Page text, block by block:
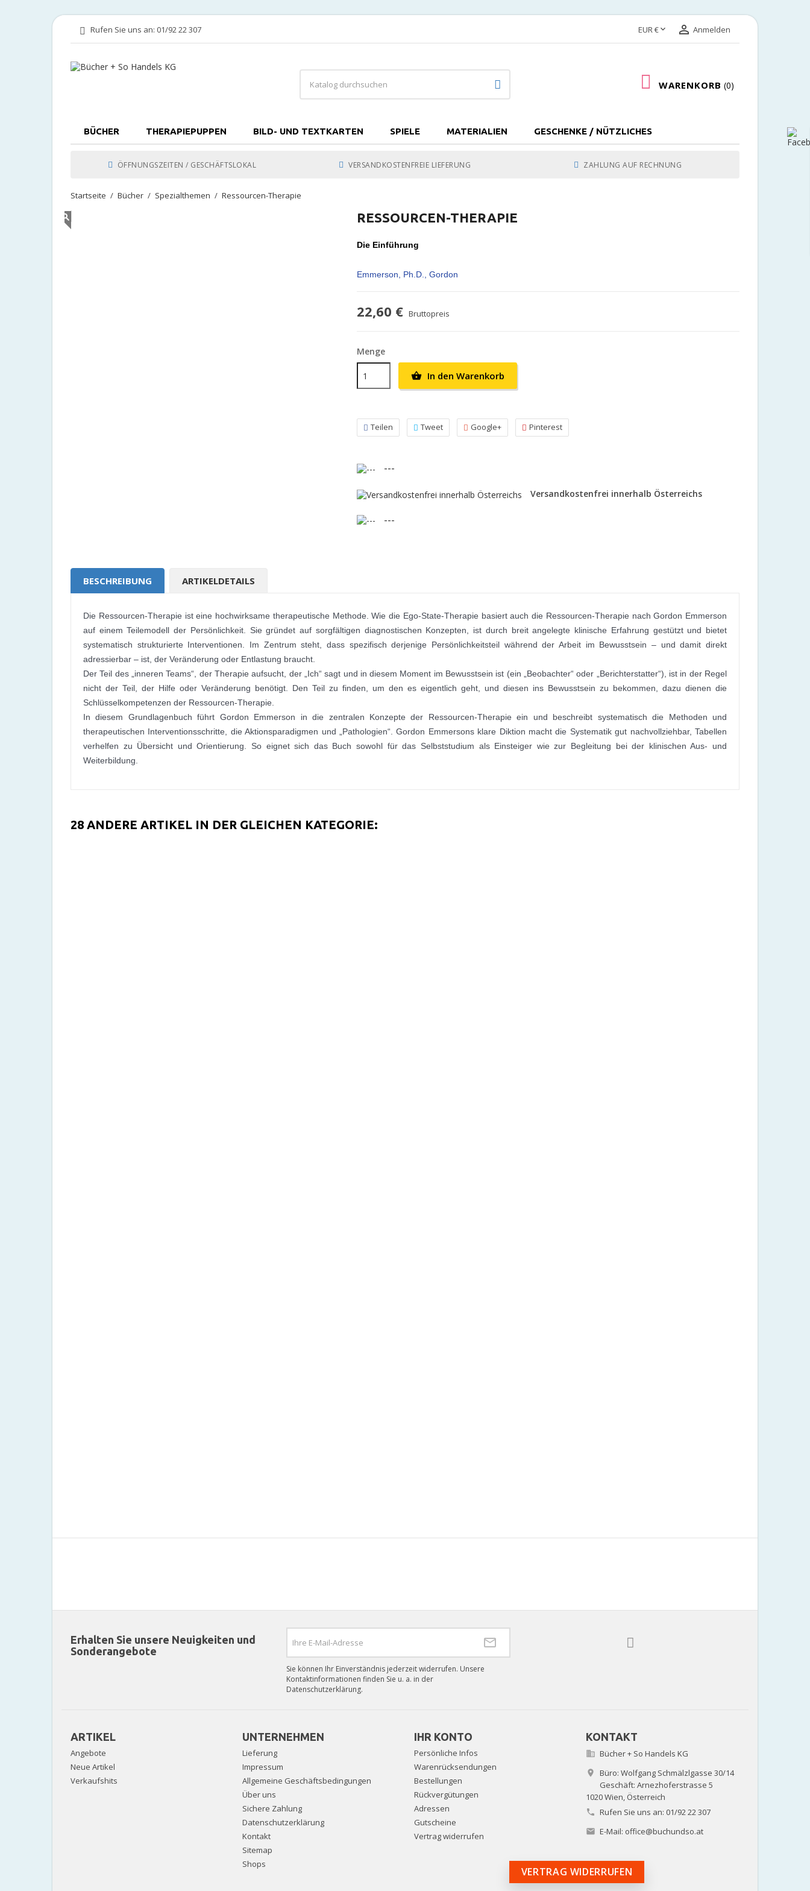
Rufen Sie uns an: 01/92 22 307 EUR €  Anmelden
WARENKORB 0
BÜCHER THERAPIEPUPPEN BILD- UND TEXTKARTEN SPIELE MATERIALIEN GESCHENKE / NÜTZLICHES
ÖFFNUNGSZEITEN / GESCHÄFTSLOKAL VERSANDKOSTENFREIE LIEFERUNG ZAHLUNG AUF RECHNUNG
Startseite Bücher Spezialthemen Ressourcen-Therapie
RESSOURCEN-THERAPIE
Die Einführung
Emmerson, Ph.D., Gordon
22,60 € Bruttopreis
Menge
 In den Warenkorb
Teilen Tweet Google+ Pinterest
---
Versandkostenfrei innerhalb Österreichs
---
BESCHREIBUNG ARTIKELDETAILS
Die Ressourcen-Therapie ist eine hochwirksame therapeutische Methode. Wie die Ego-State-Therapie basiert auch die Ressourcen-Therapie nach Gordon Emmerson
auf einem Teilemodell der Persönlichkeit. Sie gründet auf sorgfältigen diagnostischen Konzepten, ist durch breit angelegte klinische Erfahrung gestützt und bietet
systematisch strukturierte Interventionen. Im Zentrum steht, dass spezifisch derjenige Persönlichkeitsteil während der Arbeit im Bewusstsein – und damit direkt
adressierbar – ist, der Veränderung oder Entlastung braucht.
Der Teil des „inneren Teams“, der Therapie aufsucht, der „Ich“ sagt und in diesem Moment im Bewusstsein ist (ein „Beobachter“ oder „Berichterstatter“), ist in der Regel
nicht der Teil, der Hilfe oder Veränderung benötigt. Den Teil zu finden, um den es eigentlich geht, und diesen ins Bewusstsein zu bekommen, dazu dienen die
Schlüsselkompetenzen der Ressourcen-Therapie.
In diesem Grundlagenbuch führt Gordon Emmerson in die zentralen Konzepte der Ressourcen-Therapie ein und beschreibt systematisch die Methoden und
therapeutischen Interventionsschritte, die Aktionsparadigmen und „Pathologien“. Gordon Emmersons klare Diktion macht die Systematik gut nachvollziehbar, Tabellen
verhelfen zu Übersicht und Orientierung. So eignet sich das Buch sowohl für das Selbststudium als Einsteiger wie zur Begleitung bei der klinischen Aus- und
Weiterbildung.
28 ANDERE ARTIKEL IN DER GLEICHEN KATEGORIE:
Erhalten Sie unsere Neuigkeiten und
Sonderangebote
Sie können Ihr Einverständnis jederzeit widerrufen. Unsere
Kontaktinformationen finden Sie u. a. in der
Datenschutzerklärung.
ARTIKEL
Angebote
Neue Artikel
Verkaufshits
UNTERNEHMEN
Lieferung
Impressum
Allgemeine Geschäftsbedingungen
Über uns
Sichere Zahlung
Datenschutzerklärung
Kontakt
Sitemap
Shops
IHR KONTO
Persönliche Infos
Warenrücksendungen
Bestellungen
Rückvergütungen
Adressen
Gutscheine
Vertrag widerrufen
KONTAKT
 Bücher + So Handels KG

Büro: Wolfgang Schmälzlgasse 30/14
Geschäft: Arnezhoferstrasse 5
1020 Wien, Österreich
 Rufen Sie uns an: 01/92 22 307
 E-Mail: office@buchundso.at
VERTRAG WIDERRUFEN